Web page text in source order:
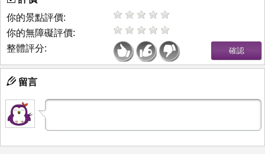
你的景點評價:
你的無障礙評價:
整體評分:
留言